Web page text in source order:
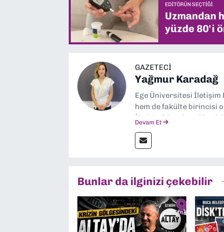
EDITÖRÜN SEÇTIĞI
Uzmandan
yüzde 80'i
GAZETECI
Yağmur Karadağ
Ege Üniversitesi İletişim
hem de fakülte birincisi
İletişim” üzerine yüksek
“Haber Müdürü” olarak
çalışmalar yapıyorum
Devam Et
Bunlar da ilginizi çekebilir